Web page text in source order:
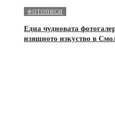
ФОТОПИСИ
Една чудновата
изящното изкуство в